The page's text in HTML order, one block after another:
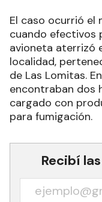
El caso ocurrió el
cuando efectivos
avioneta aterrizó
localidad,
de Las Lomitas.
encontraban dos
cargado con
para fumigación.
Recibí